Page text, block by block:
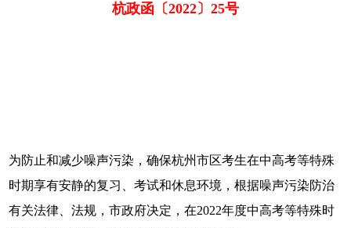
杭政函〔2022〕25号
为防止和减少噪声污染，确保杭州市区考生在中高考等特殊
时期享有安静的复习、考试和休息环境，根据噪声污染防治
有关法律、法规，市政府决定，在2022年度中高考等特殊时